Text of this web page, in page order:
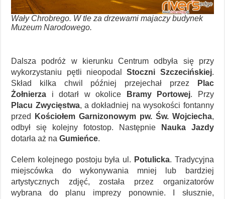
Wały Chrobrego. W tle za drzewami majaczy budynek
Muzeum Narodowego.
Dalsza podróż w kierunku Centrum odbyła się przy
wykorzystaniu pętli nieopodalStoczni Szczecińskiej.
Skład kilka chwil później przejechał przez
Plac
Żołnierza i dotarł w okolice Bramy Portowej. Przy
Placu Zwycięstwa, a dokładniej na wysokości fontanny
przed
Kościołem Garnizonowym pw. Św. Wojciecha,
odbył się kolejny fotostop. Następnie
Nauka Jazdy
dotarła aż naGumieńce.
Celem kolejnego postoju była ul. Potulicka. Tradycyjna
miejscówka do wykonywania mniej lub bardziej
artystycznych zdjęć, została przez organizatorów
wybrana do planu imprezy ponownie. I słusznie,